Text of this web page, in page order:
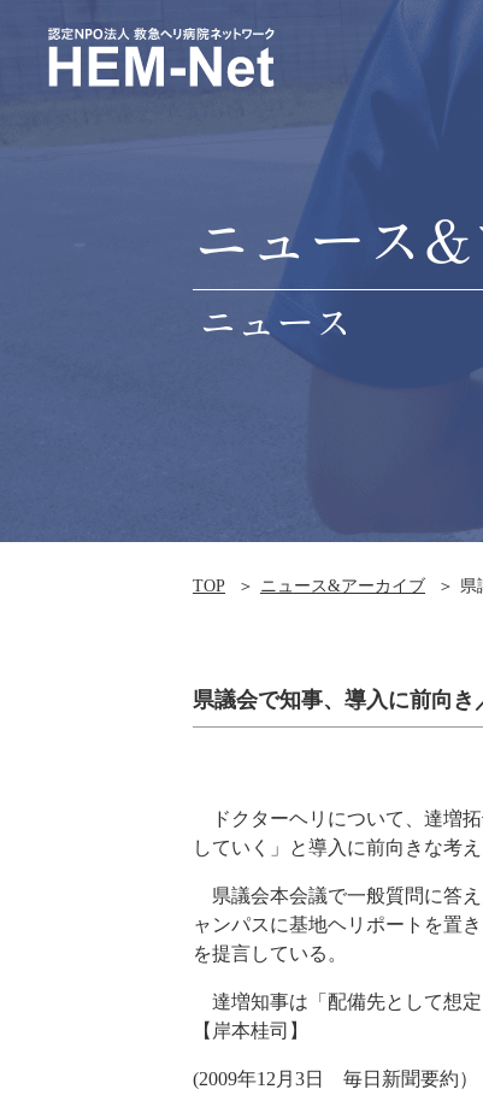
ニュース
ニュース
TOP ニュース&アーカイブ 県
県議会で知事、導入に前向
ドクターヘリについて、達増
していく」と導入に前向きな考え
県議会本会議で一般質問に答
ャンパスに基地ヘリポートを置
を提言している。
達増知事は「配備先として想定
【岸本桂司】
(2009年12月3日 毎日新聞要約）